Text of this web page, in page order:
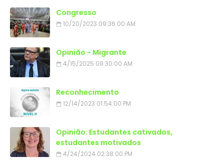
Congresso
10/20/2023 09:36:00 AM
Opinião - Migrante
4/15/2025 09:30:00 AM
Reconhecimento
12/14/2023 01:54:00 PM
Opinião: Estudantes cativados,
estudantes motivados
4/24/2024 02:38:00 PM